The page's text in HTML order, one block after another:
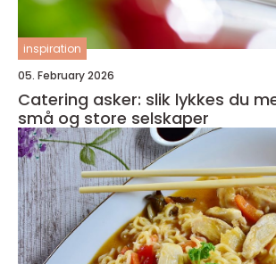
inspiration
05. February 2026
Catering asker: slik lykkes du
små og store selskaper